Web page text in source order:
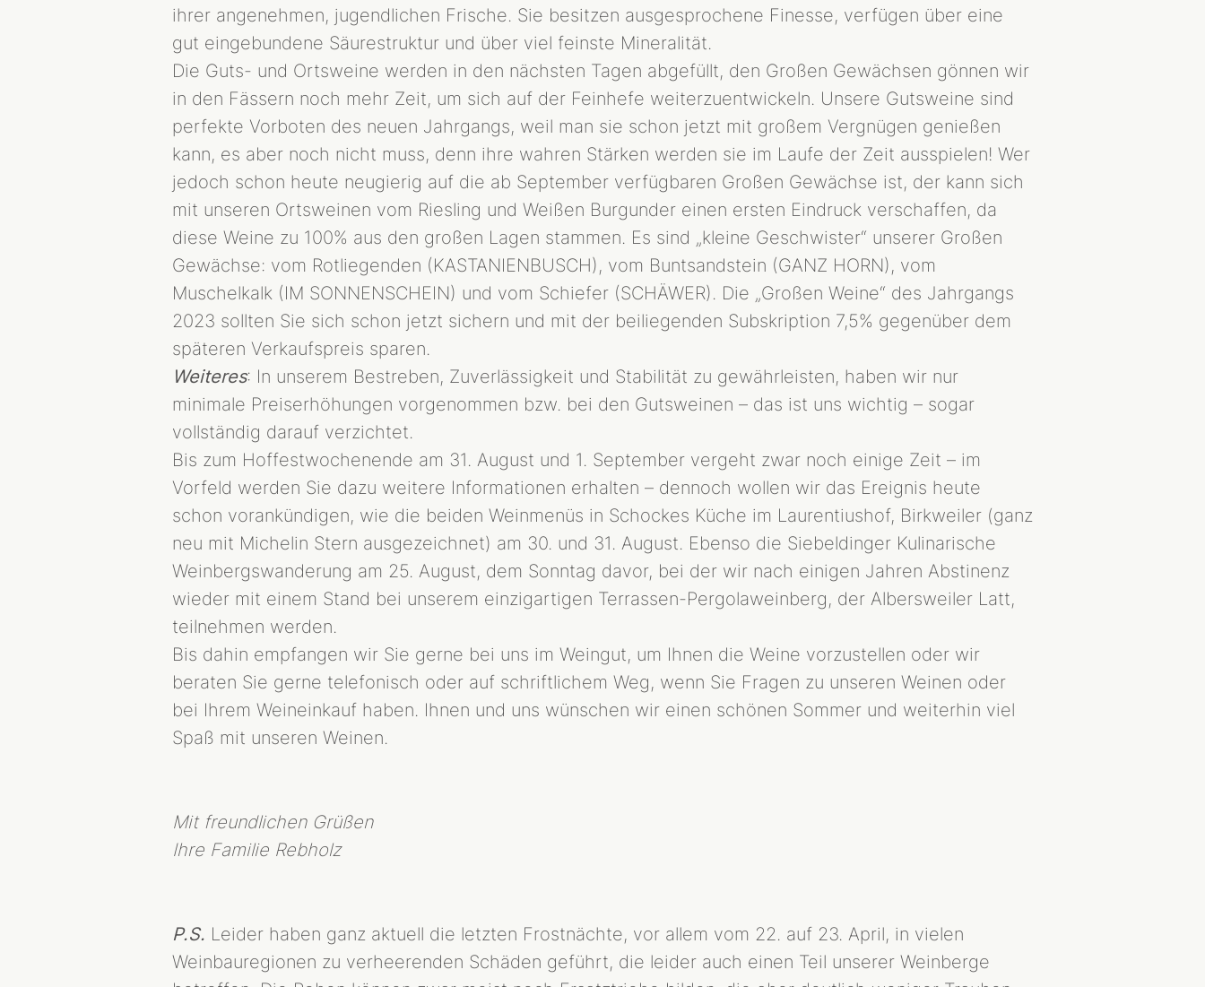
ihrer angenehmen, jugendlichen Frische. Sie besitzen ausgesprochene Finesse, verfügen über eine
gut eingebundene Säurestruktur und über viel feinste Mineralität.
Die Guts- und Ortsweine werden in den nächsten Tagen abgefüllt, den Großen Gewächsen gönnen wir
in den Fässern noch mehr Zeit, um sich auf der Feinhefe weiterzuentwickeln. Unsere Gutsweine sind
perfekte Vorboten des neuen Jahrgangs, weil man sie schon jetzt mit großem Vergnügen genießen
kann, es aber noch nicht muss, denn ihre wahren Stärken werden sie im Laufe der Zeit ausspielen! Wer
jedoch schon heute neugierig auf die ab September verfügbaren Großen Gewächse ist, der kann sich
mit unseren Ortsweinen vom Riesling und Weißen Burgunder einen ersten Eindruck verschaffen, da
diese Weine zu 100% aus den großen Lagen stammen. Es sind „kleine Geschwister“ unserer Großen
Gewächse: vom Rotliegenden (KASTANIENBUSCH), vom Buntsandstein (GANZ HORN), vom
Muschelkalk (IM SONNENSCHEIN) und vom Schiefer (SCHÄWER). Die „Großen Weine“ des Jahrgangs
2023 sollten Sie sich schon jetzt sichern und mit der beiliegenden Subskription 7,5% gegenüber dem
späteren Verkaufspreis sparen.
Weiteres: In unserem Bestreben, Zuverlässigkeit und Stabilität zu gewährleisten, haben wir nur
minimale Preiserhöhungen vorgenommen bzw. bei den Gutsweinen – das ist uns wichtig – sogar
vollständig darauf verzichtet.
Bis zum Hoffestwochenende am 31. August und 1. September vergeht zwar noch einige Zeit – im
Vorfeld werden Sie dazu weitere Informationen erhalten – dennoch wollen wir das Ereignis heute
schon vorankündigen, wie die beiden Weinmenüs in Schockes Küche im Laurentiushof, Birkweiler (ganz
neu mit Michelin Stern ausgezeichnet) am 30. und 31. August. Ebenso die Siebeldinger Kulinarische
Weinbergswanderung am 25. August, dem Sonntag davor, bei der wir nach einigen Jahren Abstinenz
wieder mit einem Stand bei unserem einzigartigen Terrassen-Pergolaweinberg, der Albersweiler Latt,
teilnehmen werden.
Bis dahin empfangen wir Sie gerne bei uns im Weingut, um Ihnen die Weine vorzustellen oder wir
beraten Sie gerne telefonisch oder auf schriftlichem Weg, wenn Sie Fragen zu unseren Weinen oder
bei Ihrem Weineinkauf haben. Ihnen und uns wünschen wir einen schönen Sommer und weiterhin viel
Spaß mit unseren Weinen.
Mit freundlichen Grüßen
Ihre Familie Rebholz
P.S. Leider haben ganz aktuell die letzten Frostnächte, vor allem vom 22. auf 23. April, in vielen
Weinbauregionen zu verheerenden Schäden geführt, die leider auch einen Teil unserer Weinberge